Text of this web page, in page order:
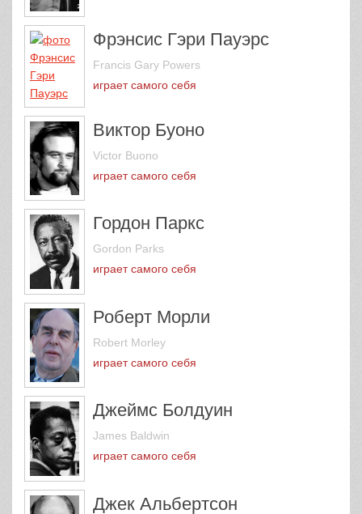
Фрэнсис Гэри Пауэрс
Francis Gary Powers
играет самого себя
Виктор Буоно
Victor Buono
играет самого себя
Гордон Паркс
Gordon Parks
играет самого себя
Роберт Морли
Robert Morley
играет самого себя
Джеймс Болдуин
James Baldwin
играет самого себя
Джек Альбертсон